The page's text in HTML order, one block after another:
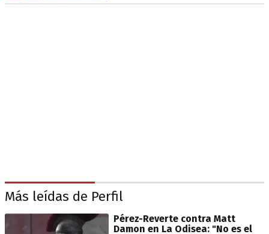
Más leídas de Perfil
Pérez-Reverte contra Matt
Damon en La Odisea: "No es el